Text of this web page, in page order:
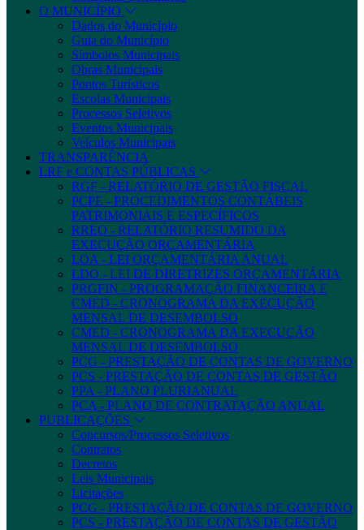
O MUNICÍPIO
Dados do Município
Guia do Município
Símbolos Municipais
Obras Municipais
Pontos Turísticos
Escolas Municipais
Processos Seletivos
Eventos Municipais
Veículos Municipais
TRANSPARÊNCIA
LRF e CONTAS PÚBLICAS
RGF - RELATÓRIO DE GESTÃO FISCAL
PCPE - PROCEDIMENTOS CONTÁBEIS
PATRIMONIAIS E ESPECÍFICOS
RREO - RELATÓRIO RESUMIDO DA
EXECUÇÃO ORÇAMENTÁRIA
LOA - LEI ORÇAMENTÁRIA ANUAL
LDO - LEI DE DIRETRIZES ORÇAMENTÁRIA
PRGFIN - PROGRAMAÇÃO FINANCEIRA E
CMED - CRONOGRAMA DA EXECUÇÃO
MENSAL DE DESEMBOLSO
CMED - CRONOGRAMA DA EXECUÇÃO
MENSAL DE DESEMBOLSO
PCG - PRESTAÇÃO DE CONTAS DE GOVERNO
PCS - PRESTAÇÃO DE CONTAS DE GESTÃO
PPA - PLANO PLURIANUAL
PCA - PLANO DE CONTRATAÇÃO ANUAL
PUBLICAÇÕES
Concursos/Processos Seletivos
Contratos
Decretos
Leis Municipais
Licitações
PCG - PRESTAÇÃO DE CONTAS DE GOVERNO
PCS - PRESTAÇÃO DE CONTAS DE GESTÃO